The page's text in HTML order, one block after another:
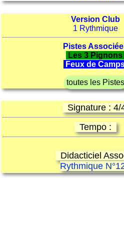
Version Club
1 Rythmique
Pistes
Les 3 Pignons
Feux de
toutes les Pistes
Signature : 4/
Tempo :
Didacticiel
Rythmique